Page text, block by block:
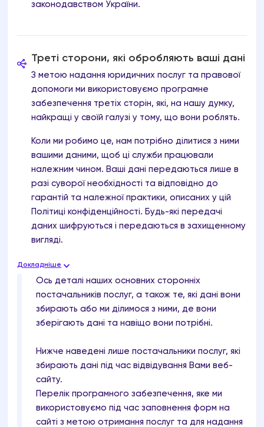
законодавством України.
Треті сторони, які обробляють ваші дані
З метою надання юридичних послуг та правової
допомоги ми використовуємо програмне
забезпечення третіх сторін, які, на нашу думку,
найкращі у своїй галузі у тому, що вони роблять.
Коли ми робимо це, нам потрібно ділитися з ними
вашими даними, щоб ці служби працювали
належним чином. Ваші дані передаються лише в
разі суворої необхідності та відповідно до
гарантій та належної практики, описаних у цій
Політиці конфіденційності. Будь-які передачі
даних шифруються і передаються в захищенному
вигляді.
Докладніше
Ось деталі наших основних сторонніх
постачальників послуг, а також те, які дані вони
збирають або ми ділимося з ними, де вони
зберігають дані та навіщо вони потрібні.
Нижче наведені лише постачальники послуг, які
збирають дані під час відвідування Вами веб-
сайту.
Перелік програмного забезпечення, яке ми
використовуємо під час заповнення форм на
сайті з метою отримання послуг та для надання